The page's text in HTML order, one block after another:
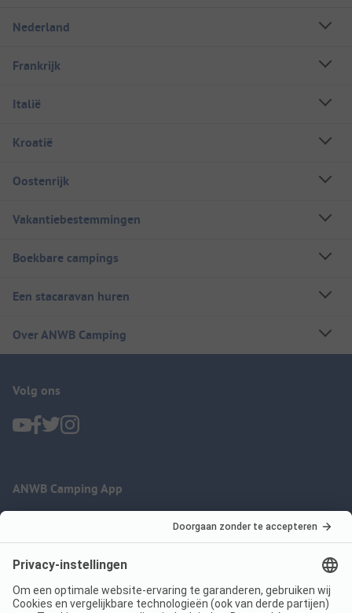
Nederland
Frankrijk
Italië
Kroatië
Oostenrijk
Vakantiebestemmingen
Boekbare campings
Een stacaravan huren
Over ANWB Camping
Volg ons
ANWB Camping App